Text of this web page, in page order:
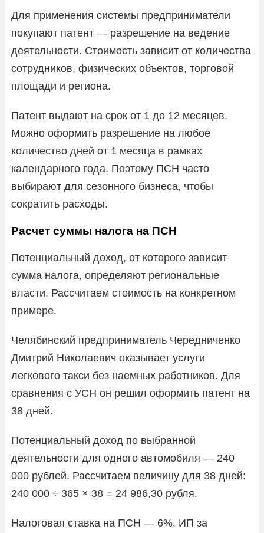
Для применения системы предприниматели
покупают патент — разрешение на ведение
деятельности. Стоимость зависит от количества
сотрудников, физических объектов, торговой
площади и региона.
Патент выдают на срок от 1 до 12 месяцев.
Можно оформить разрешение на любое
количество дней от 1 месяца в рамках
календарного года. Поэтому ПСН часто
выбирают для сезонного бизнеса, чтобы
сократить расходы.
Расчет суммы налога на ПСН
Потенциальный доход, от которого зависит
сумма налога, определяют региональные
власти. Рассчитаем стоимость на конкретном
примере.
Челябинский предприниматель Чередниченко
Дмитрий Николаевич оказывает услуги
легкового такси без наемных работников. Для
сравнения с УСН он решил оформить патент на
38 дней.
Потенциальный доход по выбранной
деятельности для одного автомобиля — 240
000 рублей. Рассчитаем величину для 38 дней:
240 000 ÷ 365 × 38 = 24 986,30 рубля.
Налоговая ставка на ПСН — 6%. ИП за